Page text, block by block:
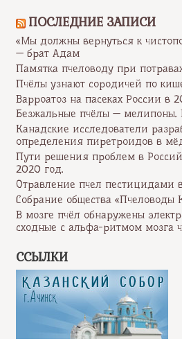
ПОСЛЕДНИЕ ЗАПИСИ
«Мы должны вернуться к
— брат Адам
Памятка пчеловоду при потравах
Пчёлы узнают сородичей по
Варроатоз на пасеках России в
Безжальные пчёлы — мелипоны.
Канадские исследователи
определения пиретроидов в
Пути решения проблем в
2020 год.
Отравление пчел пестицидами
Собрание общества «Пчеловоды
В мозге пчёл обнаружены
сходные с альфа-ритмом мозга
ССЫЛКИ